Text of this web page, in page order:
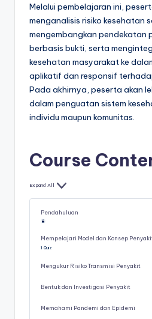
Melalui pembelajaran ini,
menganalisis risiko kesehatan
mengembangkan pendekatan
berbasis bukti, serta
kesehatan masyarakat ke
aplikatif dan responsif
Pada akhirnya, peserta akan
dalam penguatan sistem
individu maupun komunitas.
Course
Expand All
Lessons
Pendahuluan
Mempelajari Model dan Konsep
1 Quiz
Mengukur Risiko Transmisi Penyakit
Bentuk dan Investigasi Penyakit
Memahami Pandemi dan Epidemi